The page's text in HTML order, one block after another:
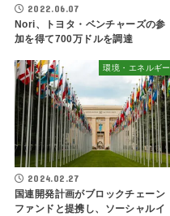
2022.06.07
Nori、トヨタ・ベンチャーズの参
加を得て700万ドルを調達
環境・エネルギー
2024.02.27
国連開発計画がブロックチェーン
ファンドと提携し、ソーシャルイ